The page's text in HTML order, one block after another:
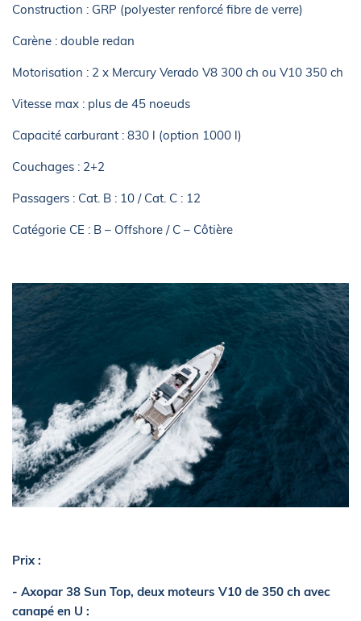
Construction : GRP (polyester renforcé fibre de verre)
Carène : double redan
Motorisation : 2 x Mercury Verado V8 300 ch ou V10 350 ch
Vitesse max : plus de 45 noeuds
Capacité carburant : 830 l (option 1000 l)
Couchages : 2+2
Passagers : Cat. B : 10 / Cat. C : 12
Catégorie CE : B – Offshore / C – Côtière
Prix :
- Axopar 38 Sun Top, deux moteurs V10 de 350 ch avec
canapé en U :